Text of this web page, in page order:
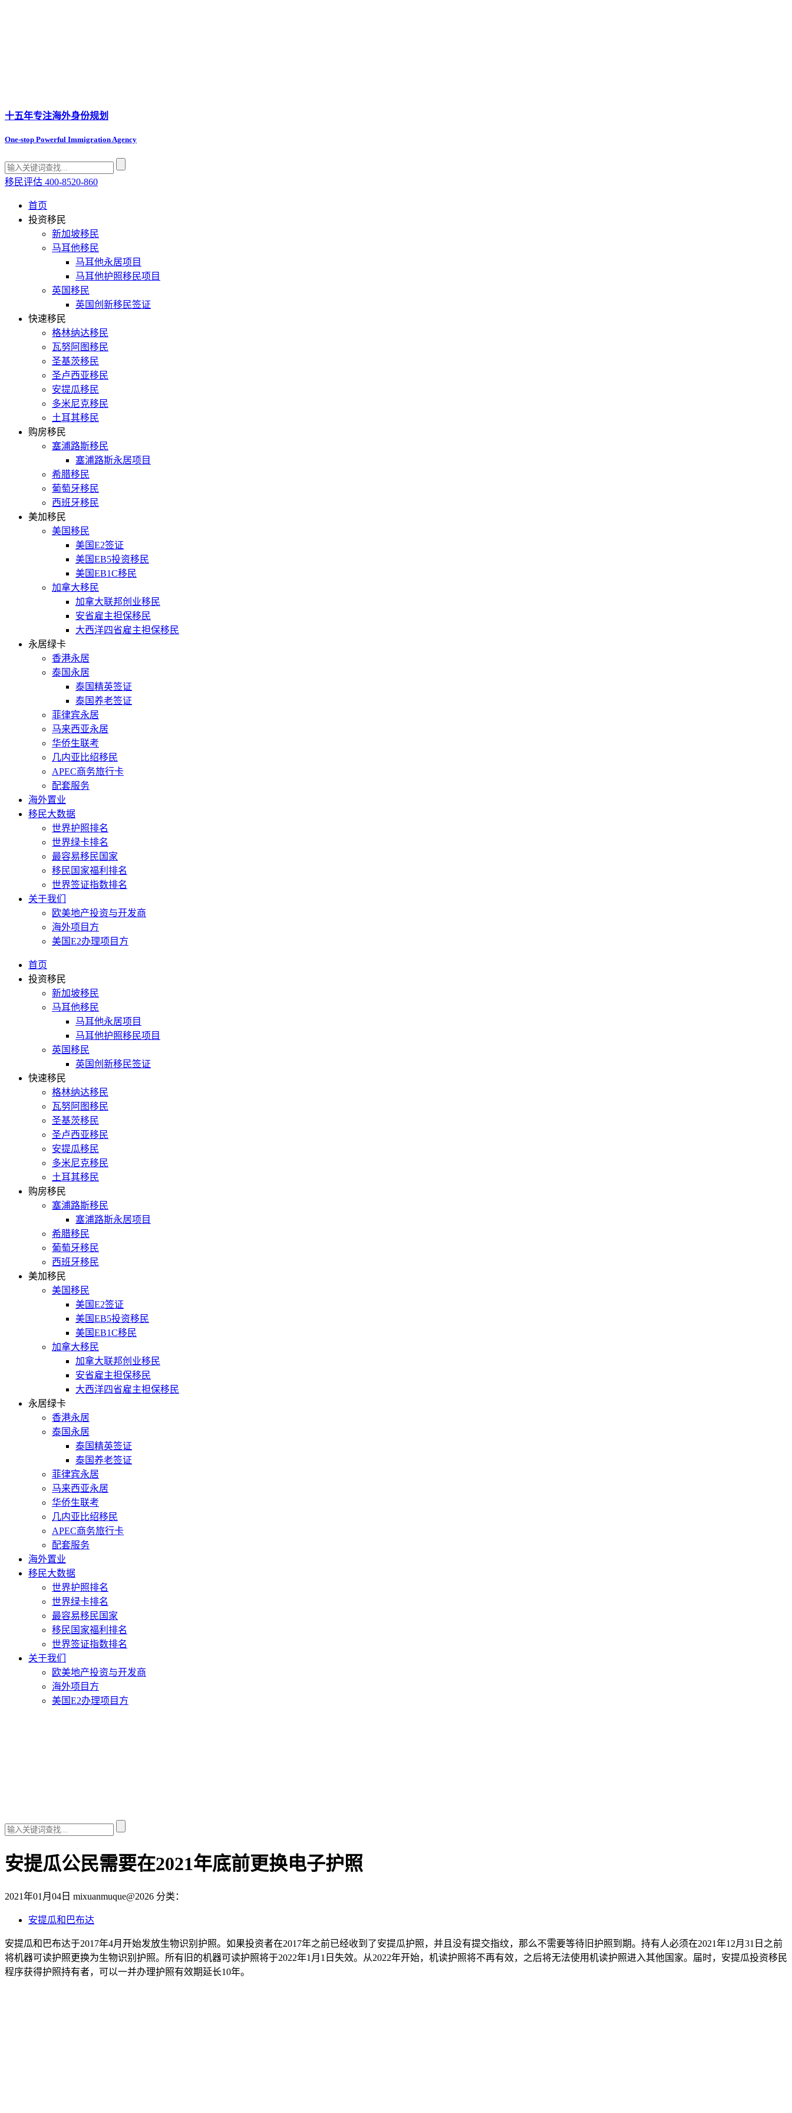
十五年专注海外身份规划
One-stop Powerful Immigration Agency
移民评估 400-8520-860
首页
投资移民
新加坡移民
马耳他移民
马耳他永居项目
马耳他护照移民项目
英国移民
英国创新移民签证
快速移民
格林纳达移民
瓦努阿图移民
圣基茨移民
圣卢西亚移民
安提瓜移民
多米尼克移民
土耳其移民
购房移民
塞浦路斯移民
塞浦路斯永居项目
希腊移民
葡萄牙移民
西班牙移民
美加移民
美国移民
美国E2签证
美国EB5投资移民
美国EB1C移民
加拿大移民
加拿大联邦创业移民
安省雇主担保移民
大西洋四省雇主担保移民
永居绿卡
香港永居
泰国永居
泰国精英签证
泰国养老签证
菲律宾永居
马来西亚永居
华侨生联考
几内亚比绍移民
APEC商务旅行卡
配套服务
海外置业
移民大数据
世界护照排名
世界绿卡排名
最容易移民国家
移民国家福利排名
世界签证指数排名
关于我们
欧美地产投资与开发商
海外项目方
美国E2办理项目方
首页
投资移民
新加坡移民
马耳他移民
马耳他永居项目
马耳他护照移民项目
英国移民
英国创新移民签证
快速移民
格林纳达移民
瓦努阿图移民
圣基茨移民
圣卢西亚移民
安提瓜移民
多米尼克移民
土耳其移民
购房移民
塞浦路斯移民
塞浦路斯永居项目
希腊移民
葡萄牙移民
西班牙移民
美加移民
美国移民
美国E2签证
美国EB5投资移民
美国EB1C移民
加拿大移民
加拿大联邦创业移民
安省雇主担保移民
大西洋四省雇主担保移民
永居绿卡
香港永居
泰国永居
泰国精英签证
泰国养老签证
菲律宾永居
马来西亚永居
华侨生联考
几内亚比绍移民
APEC商务旅行卡
配套服务
海外置业
移民大数据
世界护照排名
世界绿卡排名
最容易移民国家
移民国家福利排名
世界签证指数排名
关于我们
欧美地产投资与开发商
海外项目方
美国E2办理项目方
安提瓜公民需要在2021年底前更换电子护照
2021年01月04日 mixuanmuque@2026 分类：
安提瓜和巴布达
安提瓜和巴布达于2017年4月开始发放生物识别护照。如果投资者在2017年之前已经收到了安提瓜护照，并且没有提交指纹，那么不需要等待旧护照到期。持有人必须在2021年12月31日之前
将机器可读护照更换为生物识别护照。所有旧的机器可读护照将于2022年1月1日失效。从2022年开始，机读护照将不再有效，之后将无法使用机读护照进入其他国家。届时，安提瓜投资移民
程序获得护照持有者，可以一并办理护照有效期延长10年。